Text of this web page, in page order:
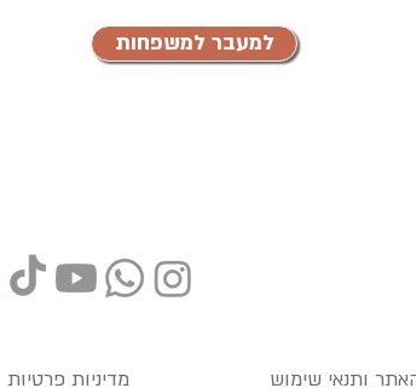
למעבר למשפחות
ותנאי שימוש מדיניות פרטיות